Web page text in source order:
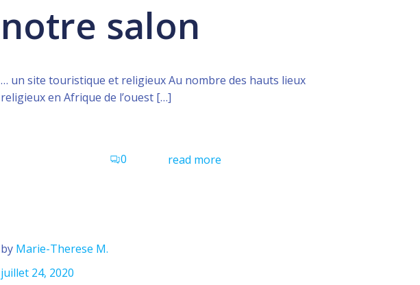
notre salon
… un site touristique et religieux Au nombre des hauts lieux
religieux en Afrique de l’ouest […]
0 read more
by Marie-Therese M.
juillet 24, 2020